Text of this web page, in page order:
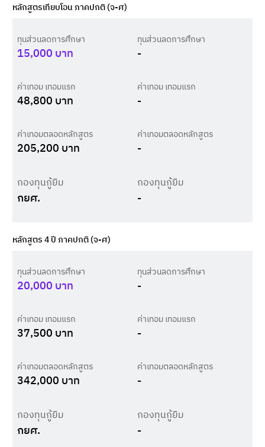
หลักสูตรเทียบโอน ภาคปกติ (จ-ศ)
ทุนส่วนลดการศึกษา
15,000 บาท
ค่าเทอม เทอมแรก
48,800 บาท
ค่าเทอมตลอดหลักสูตร
205,200 บาท
กองทุนกู้ยืม
กยศ.
หลักสูตร 4 ปี ภาคปกติ (จ-ศ)
ทุนส่วนลดการศึกษา
20,000 บาท
ค่าเทอม เทอมแรก
37,500 บาท
ค่าเทอมตลอดหลักสูตร
342,000 บาท
กองทุนกู้ยืม
กยศ.
ทุนส่วนลดการศึกษา
-
ค่าเทอม เทอมแรก
-
ค่าเทอมตลอดหลักสูตร
-
กองทุนกู้ยืม
-
ทุนส่วนลดการศึกษา
-
ค่าเทอม เทอมแรก
-
ค่าเทอมตลอดหลักสูตร
-
กองทุนกู้ยืม
-